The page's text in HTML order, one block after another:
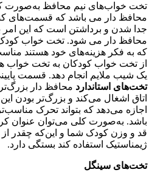
تخت خواب‌های نیم محافظ به‌صورت
محافظ دار می باشد که قسمت‌های
جدا شدن و برداشتن است که این امر
محافظ دار می شود. تخت خواب
که به فکر هزینه‌های خود هستند
از تخت خواب کودکان به تخت خواب
یک شیب ملایم انجام دهد. قسمت
تخت‌های استاندارد محافظ دار
اتاق اشغال می‌کند و بزرگ‌تر بودن
اجازه می‌دهد که بتواند تحرک
باشد. به‌صورت کلی می‌‌توان عنوان
قد و وزن کودک شما و این‌که چقدر
ژیمناستیک استفاده کند بستگی دارد.
تخت‌های سینگل